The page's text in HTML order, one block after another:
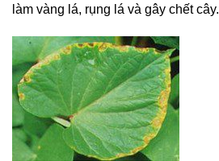
làm vàng lá, rụng lá và gây chết cây.